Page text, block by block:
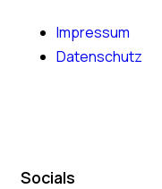
Impressum
Datenschutz
Socials